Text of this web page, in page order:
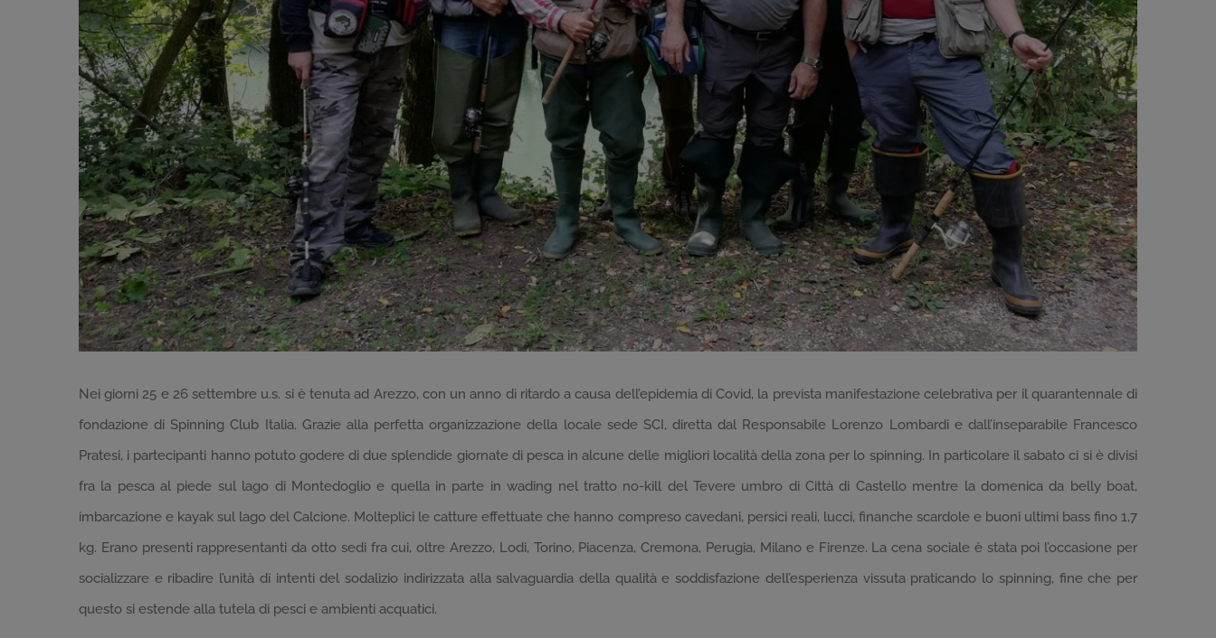
Nei giorni 25 e 26 settembre u.s. si è tenuta ad Arezzo, con un anno di ritardo a causa dell’epidemia di Covid, la prevista manifestazione celebrativa per il quarantennale di
fondazione di Spinning Club Italia. Grazie alla perfetta organizzazione della locale sede SCI, diretta dal Responsabile Lorenzo Lombardi e dall’inseparabile Francesco
Pratesi, i partecipanti hanno potuto godere di due splendide giornate di pesca in alcune delle migliori località della zona per lo spinning. In particolare il sabato ci si è divisi
fra la pesca al piede sul lago di Montedoglio e quella in parte in wading nel tratto no-kill del Tevere umbro di Città di Castello mentre la domenica da belly boat,
imbarcazione e kayak sul lago del Calcione. Molteplici le catture effettuate che hanno compreso cavedani, persici reali, lucci, finanche scardole e buoni ultimi bass fino 1,7
kg. Erano presenti rappresentanti da otto sedi fra cui, oltre Arezzo, Lodi, Torino, Piacenza, Cremona, Perugia, Milano e Firenze. La cena sociale è stata poi l’occasione per
socializzare e ribadire l’unità di intenti del sodalizio indirizzata alla salvaguardia della qualità e soddisfazione dell’esperienza vissuta praticando lo spinning, fine che per
questo si estende alla tutela di pesci e ambienti acquatici.